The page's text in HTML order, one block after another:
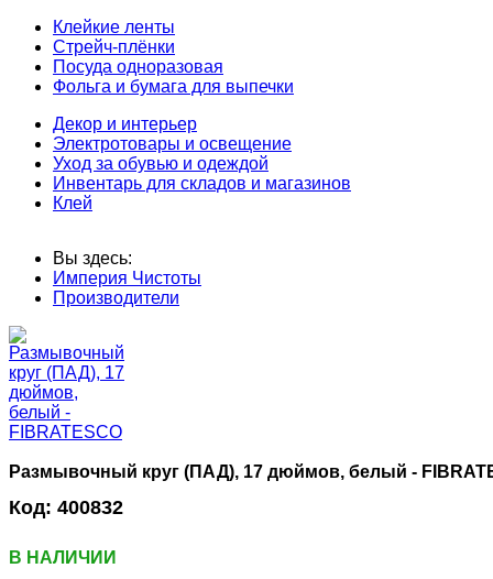
Клейкие ленты
Стрейч-плёнки
Посуда одноразовая
Фольга и бумага для выпечки
Декор и интерьер
Электротовары и освещение
Уход за обувью и одеждой
Инвентарь для складов и магазинов
Клей
Вы здесь:
Империя Чистоты
Производители
Размывочный круг (ПАД), 17 дюймов, белый -
Код: 400832
В НАЛИЧИИ